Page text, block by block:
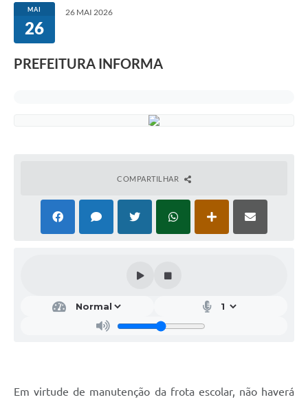
MAI
26
26 MAI 2026
PREFEITURA INFORMA
COMPARTILHAR
Em virtude de manutenção da frota escolar, não haverá